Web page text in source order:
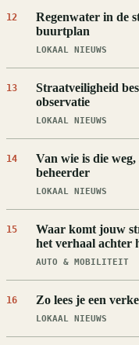
12
Regenwater in de
buurtplan
LOKAAL NIEUWS
13
Straatveiligheid
observatie
LOKAAL NIEUWS
14
Van wie is die
beheerder
LOKAAL NIEUWS
15
Waar komt jouw
het verhaal achter
AUTO & MOBILITEIT
16 Zo lees je een
LOKAAL NIEUWS